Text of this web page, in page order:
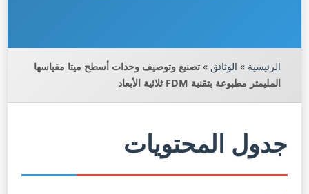
الرئيسية » الوثائق » تصنيع وتوصيف وحدات أسطح ميتا مقياسها
المليمتر مطبوعة بتقنية FDM ثلاثية الأبعاد
جدول المحتويات